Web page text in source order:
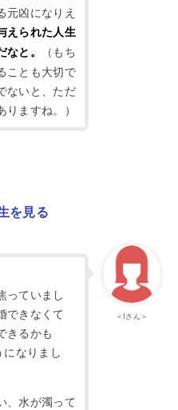
元凶になりえ
えられた人生
と。
（もち
ことも大切で
ないと、ただ
ますね。）
を見る
＜Iさん＞
っていまし
できなくて
きるかも
なりまし
、水が濁って